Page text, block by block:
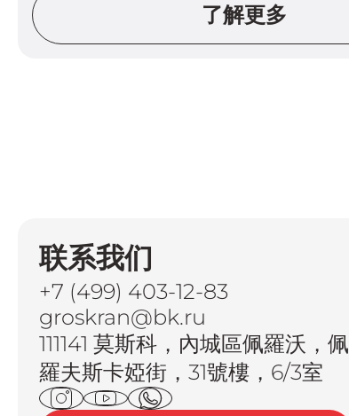
了解更多
联系我们
+7 (499) 403-12-83
groskran@bk.ru
111141 莫斯科，內城區佩羅沃，佩
羅夫斯卡婭街，31號樓，6/3室